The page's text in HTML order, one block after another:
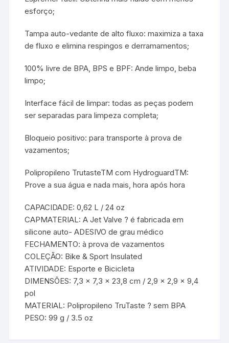
esforço;
Tampa auto-vedante de alto fluxo: maximiza a taxa
de fluxo e elimina respingos e derramamentos;
100% livre de BPA, BPS e BPF: Ande limpo, beba
limpo;
Interface fácil de limpar: todas as peças podem
ser separadas para limpeza completa;
Bloqueio positivo: para transporte à prova de
vazamentos;
Polipropileno TrutasteTM com HydroguardTM:
Prove a sua água e nada mais, hora após hora
CAPACIDADE: 0,62 L / 24 oz
CAPMATERIAL: A Jet Valve ? é fabricada em
silicone auto- ADESIVO de grau médico
FECHAMENTO: à prova de vazamentos
COLEÇÃO: Bike & Sport Insulated
ATIVIDADE: Esporte e Bicicleta
DIMENSÕES: 7,3 x 7,3 x 23,8 cm / 2,9 x 2,9 x 9,4
pol
MATERIAL: Polipropileno TruTaste ? sem BPA
PESO: 99 g / 3.5 oz